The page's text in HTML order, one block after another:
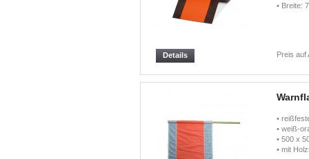
• Breite:
Preis auf
Details
•
• weiß-
• 500 x
• mit